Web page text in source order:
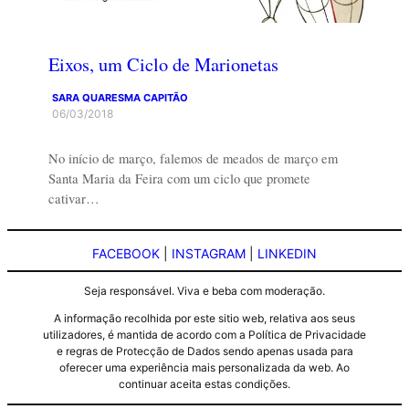
Eixos, um Ciclo de Marionetas
SARA QUARESMA CAPITÃO
06/03/2018
No início de março, falemos de meados de março em
Santa Maria da Feira com um ciclo que promete
cativar…
FACEBOOK INSTAGRAM LINKEDIN
Seja responsável. Viva e beba com moderação.
A informação recolhida por este sitio web, relativa aos seus
utilizadores, é mantida de acordo com a Política de Privacidade
e regras de Protecção de Dados sendo apenas usada para
oferecer uma experiência mais personalizada da web. Ao
continuar aceita estas condições.